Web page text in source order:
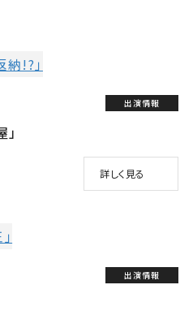
出演情報
詳しく見る
出演情報